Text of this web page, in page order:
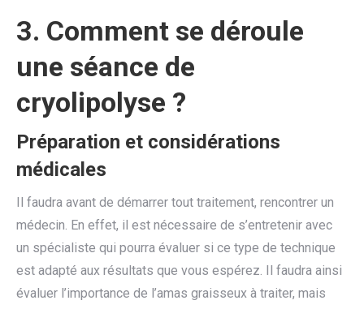
3. Comment se déroule
une séance de
cryolipolyse ?
Préparation et considérations
médicales
Il faudra avant de démarrer tout traitement, rencontrer un
médecin. En effet, il est nécessaire de s’entretenir avec
un spécialiste qui pourra évaluer si ce type de technique
est adapté aux résultats que vous espérez. Il faudra ainsi
évaluer l’importance de l’amas graisseux à traiter, mais